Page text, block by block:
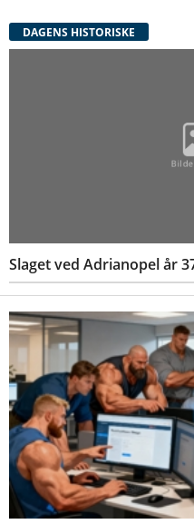
DAGENS HISTORISKE
Slaget ved Adrianopel år